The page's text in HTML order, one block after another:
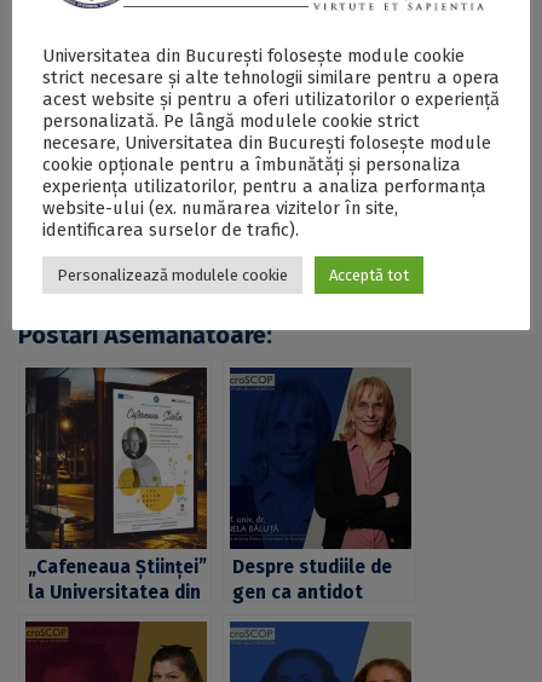
consultateaici.
SECŢIUNE ACCESIBILIZATĂ PENTRU
PERSOANELE CU DIZABILITĂŢI DE VEDERE
#SciResCareer: conf. univ. dr. Liliana Burlibașa și
prof. univ. dr. Adrian Șalic, invitații unei noi ediții a
Postări Asemănătoare:
„Cafeneaua Științei”
la Universitatea din
București: dr. Adrian
Șalic, cadru didactic
și cercetător la
Despre studiile de
gen ca antidot
pentru intoleranță,
cu profesoara
Ionela Băluță,
Universitatea din București folosește module cookie
strict necesare și alte tehnologii similare pentru a opera
acest website și pentru a oferi utilizatorilor o experiență
personalizată. Pe lângă modulele cookie strict
necesare, Universitatea din București folosește module
cookie opționale pentru a îmbunătăți și personaliza
experiența utilizatorilor, pentru a analiza performanța
website-ului (ex. numărarea vizitelor în site,
identificarea surselor de trafic).
Personalizează modulele cookie Acceptă tot